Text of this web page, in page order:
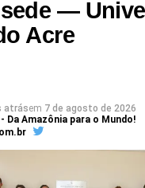
—
Acre
atrásem 7 de agosto de 2026
Da Amazônia para o Mundo!